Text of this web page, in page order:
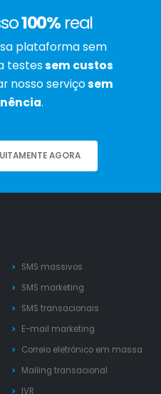
100% real
plataforma sem
testessem custos
nosso serviçosem
.
AGORA
SMS massivos
SMS marketing
SMS transacionais
E-mail marketing
Correio eletrónico em massa
Mailing transacional
IVR